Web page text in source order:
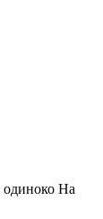
одиноко На